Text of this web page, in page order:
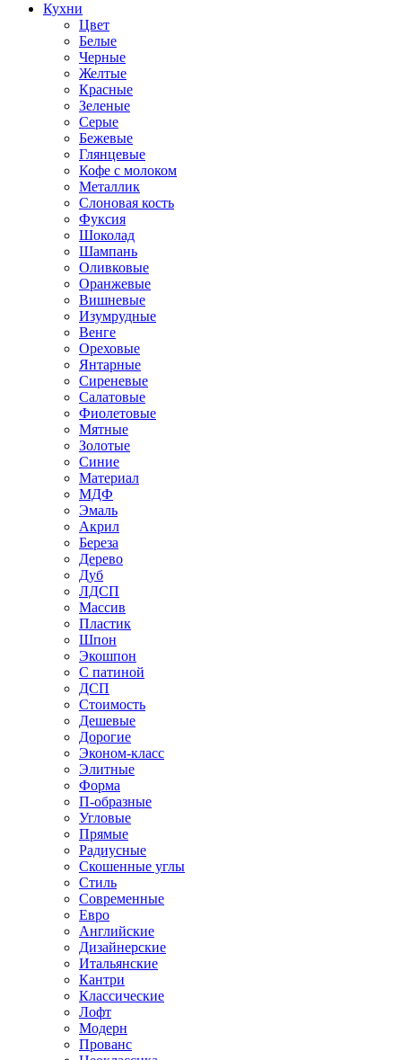
Кухни
Цвет
Белые
Черные
Желтые
Красные
Зеленые
Серые
Бежевые
Глянцевые
Кофе с молоком
Металлик
Слоновая кость
Фуксия
Шоколад
Шампань
Оливковые
Оранжевые
Вишневые
Изумрудные
Венге
Ореховые
Янтарные
Сиреневые
Салатовые
Фиолетовые
Мятные
Золотые
Синие
Материал
МДФ
Эмаль
Акрил
Береза
Дерево
Дуб
ЛДСП
Массив
Пластик
Шпон
Экошпон
С патиной
ДСП
Стоимость
Дешевые
Дорогие
Эконом-класс
Элитные
Форма
П-образные
Угловые
Прямые
Радиусные
Скошенные углы
Стиль
Современные
Евро
Английские
Дизайнерские
Итальянские
Кантри
Классические
Лофт
Модерн
Прованс